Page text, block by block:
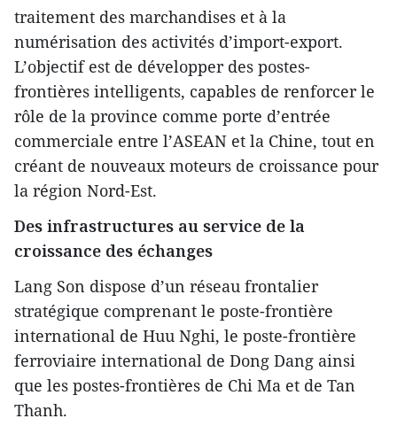
traitement des marchandises et à la
numérisation des activités d’import-export.
L’objectif est de développer des postes-
frontières intelligents, capables de renforcer le
rôle de la province comme porte d’entrée
commerciale entre l’ASEAN et la Chine, tout en
créant de nouveaux moteurs de croissance pour
la région Nord-Est.
Des infrastructures au service de la
croissance des échanges
Lang Son dispose d’un réseau frontalier
stratégique comprenant le poste-frontière
international de Huu Nghi, le poste-frontière
ferroviaire international de Dong Dang ainsi
que les postes-frontières de Chi Ma et de Tan
Thanh.